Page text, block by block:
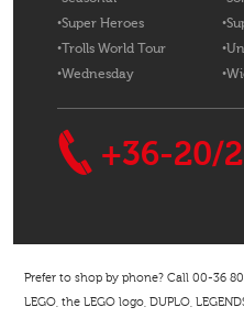
Super Heroes
Trolls World Tour
Wednesday
+36-20/
Prefer to shop by phone? Call 00-36 80
LEGO, the LEGO logo, DUPLO,